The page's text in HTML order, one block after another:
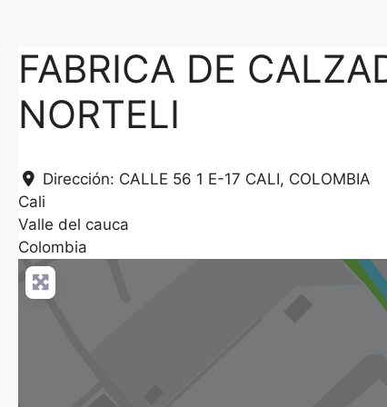
FABRICA DE
NORTELI
Dirección: CALLE 56 1 E-17 CALI, COLOMBIA
Cali
Valle del cauca
Colombia